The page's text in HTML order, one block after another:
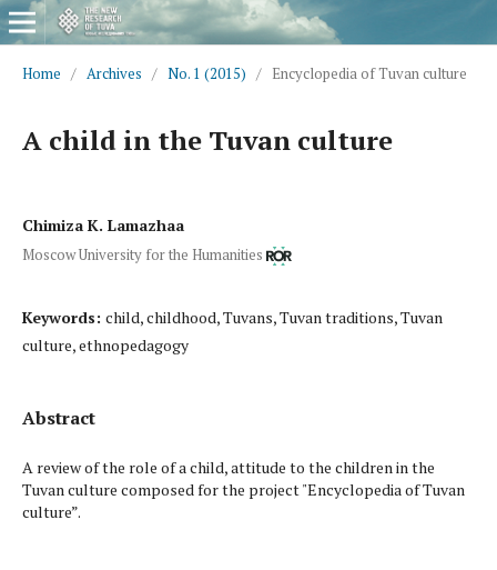
Home / Archives / No. 1 (2015) / Encyclopedia of Tuvan culture
A child in the Tuvan culture
Chimiza K. Lamazhaa
Moscow University for the Humanities
Keywords: child, childhood, Tuvans, Tuvan traditions, Tuvan
culture, ethnopedagogy
Abstract
A review of the role of a child, attitude to the children in the
Tuvan culture composed for the project "Encyclopedia of Tuvan
culture”.